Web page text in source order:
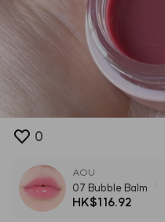
0
AOU
07 Bubble Balm
HK$116.92